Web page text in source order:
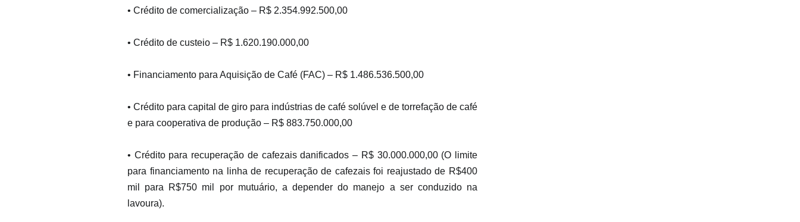
• Crédito de comercialização – R$ 2.354.992.500,00
• Crédito de custeio – R$ 1.620.190.000,00
• Financiamento para Aquisição de Café (FAC) – R$ 1.486.536.500,00
• Crédito para capital de giro para indústrias de café solúvel e de torrefação de café
e para cooperativa de produção – R$ 883.750.000,00
• Crédito para recuperação de cafezais danificados – R$ 30.000.000,00 (O limite
para financiamento na linha de recuperação de cafezais foi reajustado de R$400
mil para R$750 mil por mutuário, a depender do manejo a ser conduzido na
lavoura).